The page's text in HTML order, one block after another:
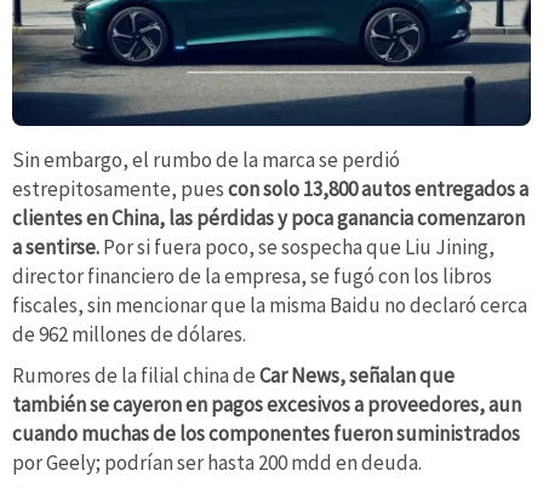
Sin embargo, el rumbo de la marca se perdió
estrepitosamente, puescon solo 13,800 autos entregados a
clientes en China, las pérdidas y poca ganancia comenzaron
a sentirse.Por si fuera poco, se sospecha que Liu Jining,
director financiero de la empresa, se fugó con los libros
fiscales, sin mencionar que la misma Baidu no declaró cerca
de 962 millones de dólares.
Rumores de la filial china deCar News, señalan que
también se cayeron en pagos excesivos a proveedores, aun
cuando muchas de los componentes fueron suministrados
por Geely; podrían ser hasta 200 mdd en deuda.